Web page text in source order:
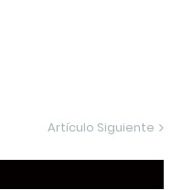
Artículo Siguiente